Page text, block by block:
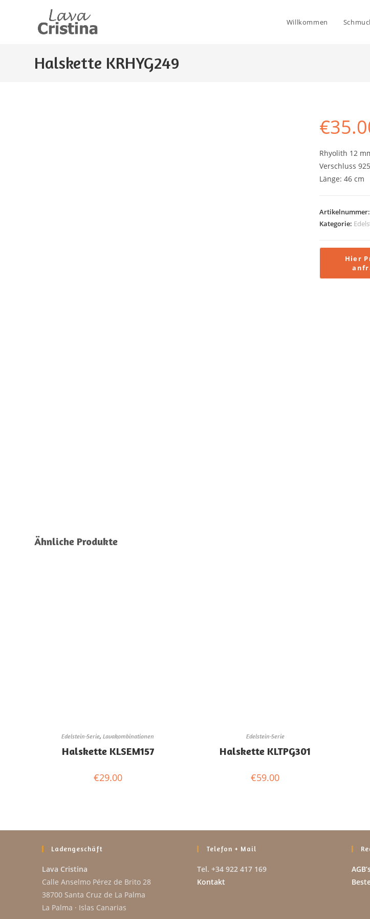
Willkommen
Halskette KRHYG249
€
Rhyolith 12
Verschluss
Länge: 46 cm
Artikelnummer:
Kategorie:
Ähnliche Produkte
Edelstein-Serie,Lavakombinationen
Halskette KLSEM157
€29.00
Edelstein-Serie
Halskette KLTPG301
€59.00
Ladengeschäft
Lava Cristina
Calle Anselmo Pérez de Brito 28
38700 Santa Cruz de La Palma
La Palma · Islas Canarias
Telefon + Mail
Tel. +34 922 417 169
Kontakt